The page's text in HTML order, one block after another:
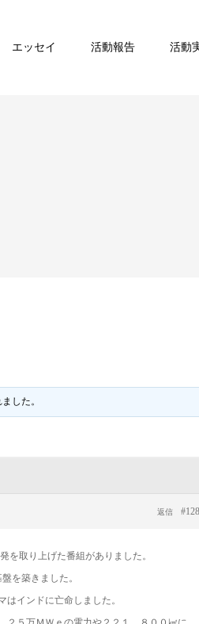
エッセイ 活動報告 活動
した。
返信
を取り上げた番組がありました。
を築きました。
はインドに亡命しました。